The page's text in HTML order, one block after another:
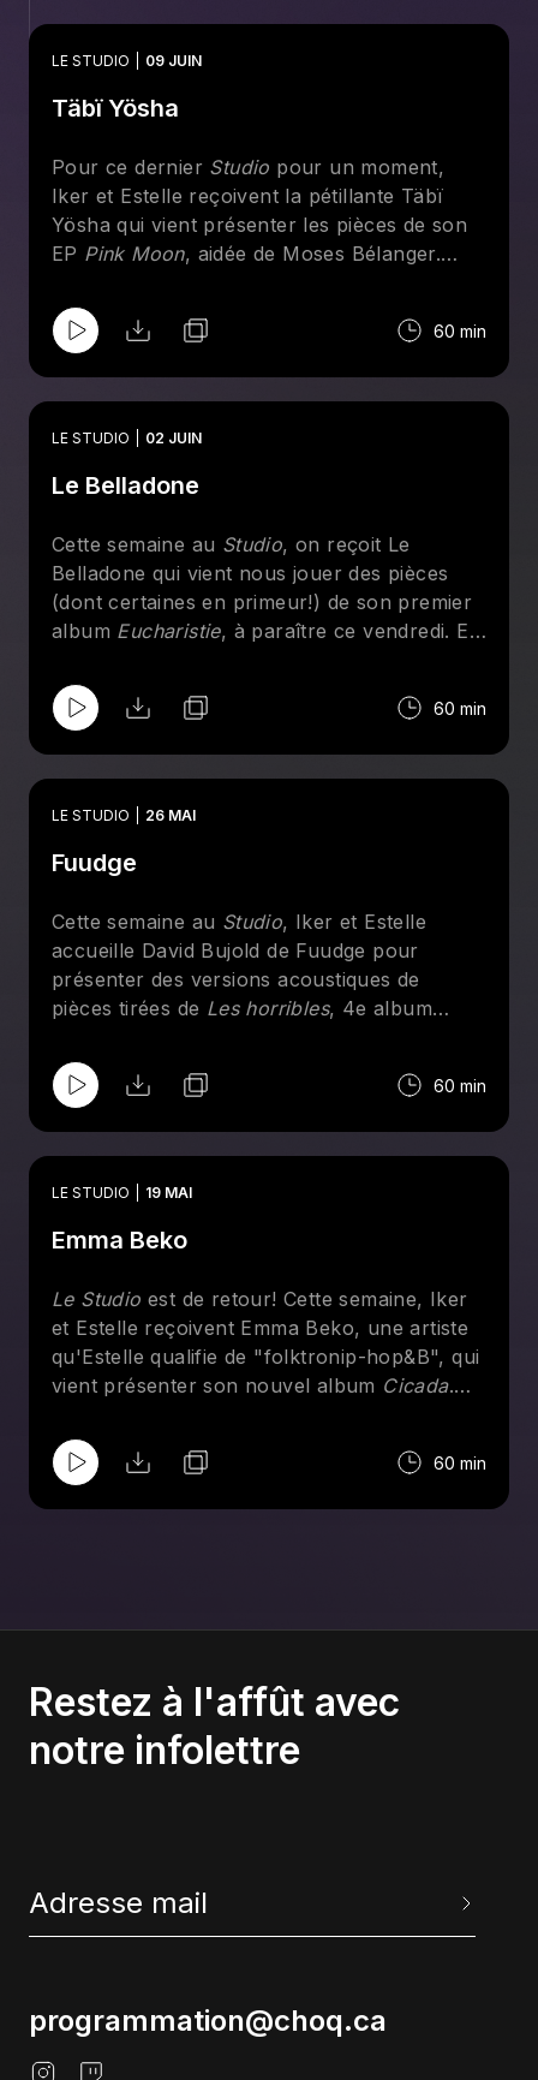
LE STUDIO 09 JUIN
Täbï Yösha
Pour ce dernier Studio pour un moment,
Iker et Estelle reçoivent la pétillante Täbï
Yösha qui vient présenter les pièces de son
EP Pink Moon, aidée de Moses Bélanger.
de son EP à l'Idéal le 11 juin, de son passage
à l'émission
Quel Talent!
et de vivre une
roses du printemps.
Cupid
Outta Sight
Kinda Love
My World
Red Flag
60 min
LE STUDIO 02 JUIN
Le Belladone
Cette semaine au Studio, on reçoit Le
Belladone qui vient nous jouer des pièces
(dont certaines en primeur!) de son premier
album Eucharistie, à paraître ce vendredi. En
a lieu jeudi à la Sala Rossa, il est question de
gérer les menaces de mort, de ce que c'est,
méchant.
60 min
LE STUDIO 26 MAI
Fuudge
Cette semaine au Studio, Iker et Estelle
accueille David Bujold de Fuudge pour
présenter des versions acoustiques de
pièces tirées de Les horribles, 4e album
60 min
LE STUDIO 19 MAI
Emma Beko
Le Studio est de retour! Cette semaine, Iker
et Estelle reçoivent Emma Beko, une artiste
qu'Estelle qualifie de "folktronip-hop&B", qui
vient présenter son nouvel album Cicada.
poème de Hosho McCreesh qui a donné son
nom au disque, d'anxiété et d'arts visuels.60 min
Restez à l'affût avec
notre infolettre
programmation@choq.ca